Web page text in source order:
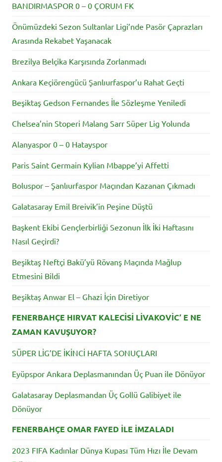
BANDIRMASPOR 0 – 0 ÇORUM FK
Önümüzdeki Sezon Sultanlar Ligi’nde Pasör Çaprazları
Arasında Rekabet Yaşanacak
Brezilya Belçika Karşısında Zorlanmadı
Ankara Keçiörengücü Şanlıurfaspor’u Rahat Geçti
Beşiktaş Gedson Fernandes İle Sözleşme Yeniledi
Chelsea’nin Stoperi Malang Sarr Süper Lig Yolunda
Alanyaspor 0 – 0 Hatayspor
Paris Saint Germain Kylian Mbappe’yi Affetti
Boluspor – Şanlıurfaspor Maçından Kazanan Çıkmadı
Galatasaray Emil Breivik’in Peşine Düştü
Başkent Ekibi Gençlerbirliği Sezonun İlk İki Haftasını
Nasıl Geçirdi?
Beşiktaş Neftçi Bakü’yü Rövanş Maçında Mağlup
Etmesini Bildi
Beşiktaş Anwar El – Ghazi İçin Diretiyor
FENERBAHÇE HIRVAT KALECİSİ LİVAKOVİC’ E NE
ZAMAN KAVUŞUYOR?
SÜPER LİG’DE İKİNCİ HAFTA SONUÇLARI
Eyüpspor Ankara Deplasmanından Üç Puan ile Dönüyor
Galatasaray Deplasmandan Üç Gollü Galibiyet ile
Dönüyor
FENERBAHÇE OMAR FAYED İLE İMZALADI
2023 FIFA Kadınlar Dünya Kupası Tüm Hızı İle Devam